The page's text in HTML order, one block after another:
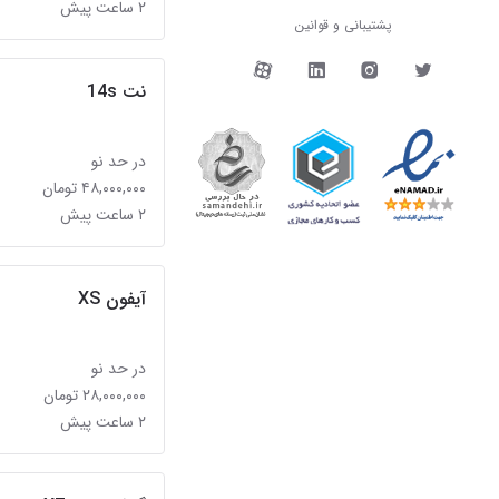
پشتیبانی و قوانین
دیوار در شبکه‌های
۲ ساعت پیش
نت 14s
در حد نو
۴۸,۰۰۰,۰۰۰ تومان
۲ ساعت پیش
آیفون XS
در حد نو
۲۸,۰۰۰,۰۰۰ تومان
۲ ساعت پیش